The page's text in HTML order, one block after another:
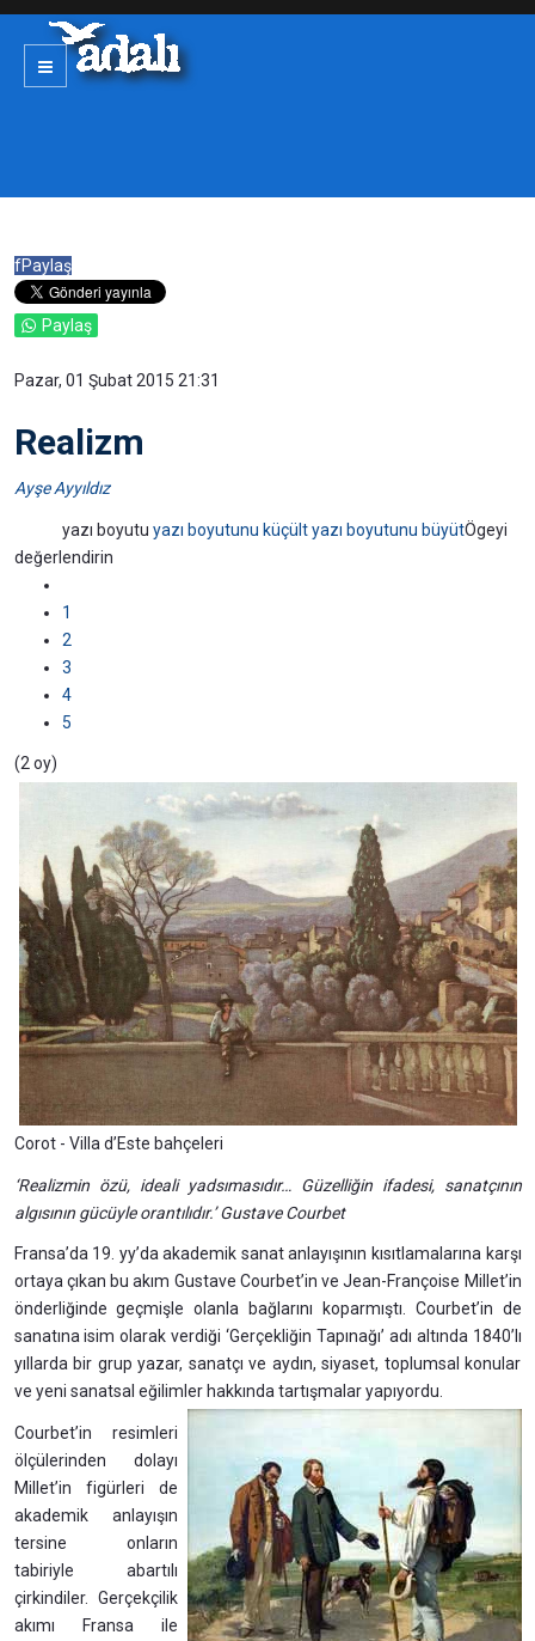
fPaylaş
Paylaş
Pazar, 01 Şubat 2015 21:31
Realizm
Ayşe Ayyıldız
yazı boyutu yazı boyutunu küçült yazı boyutunu büyütÖgeyi
değerlendirin
1
2
3
4
5
(2 oy)
Corot - Villa d’Este bahçeleri
‘Realizmin özü, ideali yadsımasıdır… Güzelliğin ifadesi, sanatçının
algısının gücüyle orantılıdır.’ Gustave Courbet
Fransa’da 19. yy’da akademik sanat anlayışının kısıtlamalarına karşı
ortaya çıkan bu akım Gustave Courbet’in ve Jean-Françoise Millet’in
önderliğinde geçmişle olanla bağlarını koparmıştı. Courbet’in de
sanatına isim olarak verdiği ‘Gerçekliğin Tapınağı’ adı altında 1840’lı
yıllarda bir grup yazar, sanatçı ve aydın, siyaset, toplumsal konular
ve yeni sanatsal eğilimler hakkında tartışmalar yapıyordu.
Courbet’in resimleri
ölçülerinden dolayı
Millet’in figürleri de
akademik anlayışın
tersine onların
tabiriyle abartılı
çirkindiler. Gerçekçilik
akımı Fransa ile